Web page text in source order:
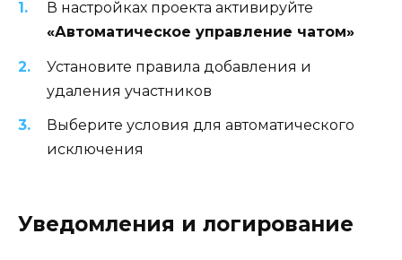
В настройках проекта активируйте
«Автоматическое управление чатом»
Установите правила добавления и
удаления участников
Выберите условия для автоматического
исключения
Уведомления и логирование